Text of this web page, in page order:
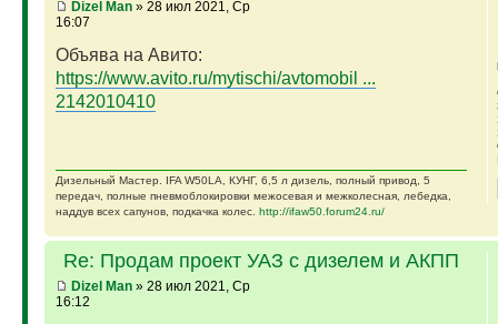
Dizel Man» 28 июл 2021, Ср
16:07
Объява на Авито:
https://www.avito.ru/mytischi/avtomobil ...
2142010410
Дизельный Мастер. IFA W50LA, КУНГ, 6,5 л дизель, полный привод, 5
передач, полные пневмоблокировки межосевая и межколесная, лебедка,
наддув всех сапунов, подкачка колес. http://ifaw50.forum24.ru/
Re: Продам проект УАЗ с дизелем и АКПП
Dizel Man» 28 июл 2021, Ср
16:12